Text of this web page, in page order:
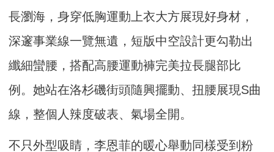
長瀏海，身穿低胸運動上衣大方展現好身材，
深邃事業線一覽無遺，短版中空設計更勾勒出
纖細蠻腰，搭配高腰運動褲完美拉長腿部比
例。她站在洛杉磯街頭隨興擺動、扭腰展現S曲
線，整個人辣度破表、氣場全開。
不只外型吸睛，李恩菲的暖心舉動同樣受到粉